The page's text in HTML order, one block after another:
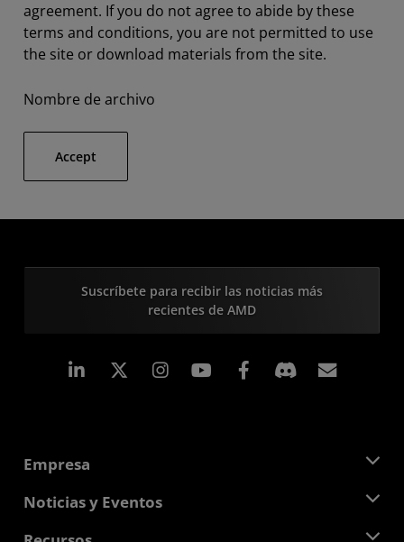
agreement. If you do not agree to abide by these
terms and conditions, you are not permitted to use
the site or download materials from the site.
Nombre de archivo
Accept
Suscríbete para recibir las noticias más
recientes de AMD
LinkedIn Instagram Facebook
Empresa
Acerca de AMD
Noticias y Eventos
Sala de prensa